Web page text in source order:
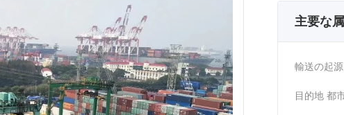
主要な
輸送の起
目的地 都